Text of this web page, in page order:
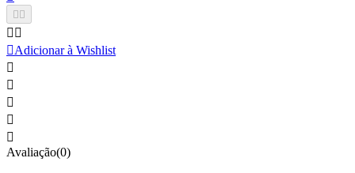
 
 
Adicionar à Wishlist





Avaliação(0)